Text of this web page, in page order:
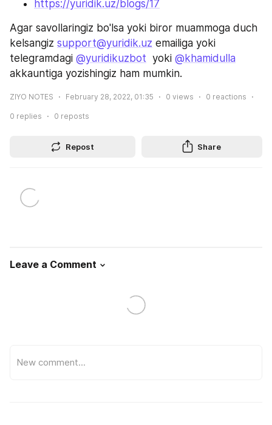
https://yuridik.uz/blogs/17
Agar savollaringiz bo'lsa yoki biror muammoga duch
kelsangiz support@yuridik.uz emailiga yoki
telegramdagi @yuridikuzbot
  yoki
@khamidulla
akkauntiga yozishingiz ham mumkin.
ZIYO NOTES February 28, 2022, 01:35 0 views 0 reactions
0 replies 0 reposts
Repost Share
Leave a Comment